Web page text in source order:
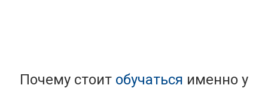
Почему стоит обучаться именно у